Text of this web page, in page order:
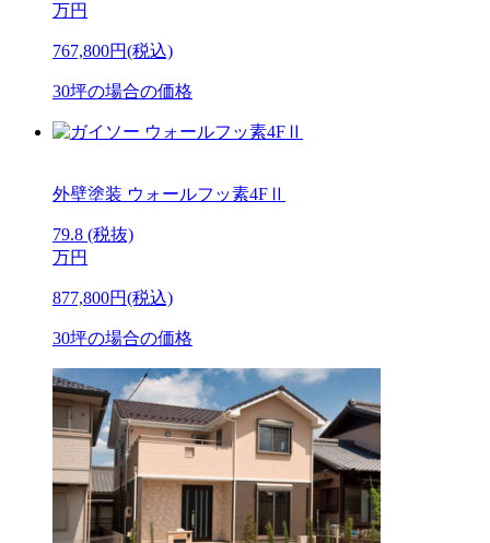
万円
767,800円(税込)
30坪の場合の価格
外壁塗装 ウォールフッ素4FⅡ
79.8 (税抜)
万円
877,800円(税込)
30坪の場合の価格